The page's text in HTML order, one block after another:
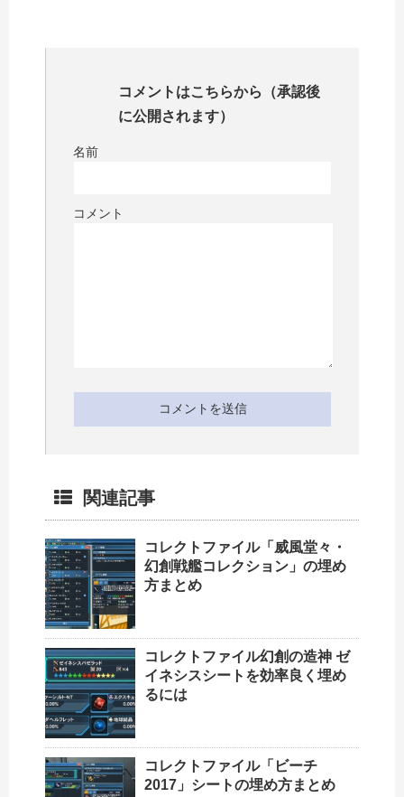
コメントはこちらから（承認後
に公開されます）
名前
コメント
関連記事
コレクトファイル「威風堂々・
幻創戦艦コレクション」の埋め
方まとめ
コレクトファイル幻創の造神 ゼ
イネシスシートを効率良く埋め
るには
コレクトファイル「ビーチ
2017」シートの埋め方まとめ